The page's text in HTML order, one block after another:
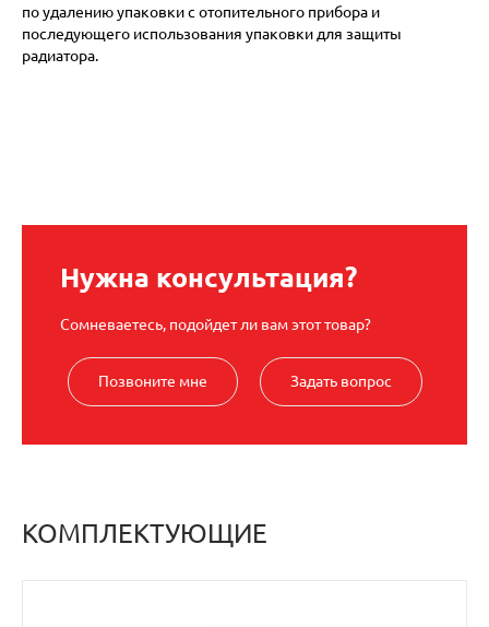
по удалению упаковки с отопительного прибора и
последующего использования упаковки для защиты
радиатора.
Нужна консультация?
Сомневаетесь, подойдет ли вам этот товар?
Позвоните мне Задать вопрос
КОМПЛЕКТУЮЩИЕ